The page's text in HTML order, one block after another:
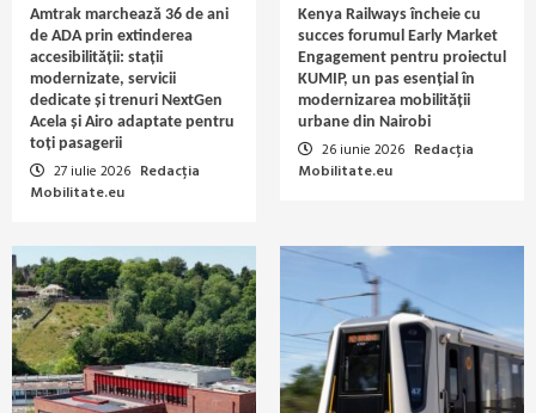
Amtrak marchează 36 de ani
de ADA prin extinderea
accesibilității: stații
modernizate, servicii
dedicate și trenuri NextGen
Acela și Airo adaptate pentru
toți pasagerii
27 iulie 2026 Redacția
Mobilitate.eu
Kenya Railways încheie cu
succes forumul Early Market
Engagement pentru proiectul
KUMIP, un pas esențial în
modernizarea mobilității
urbane din Nairobi
26 iunie 2026 Redacția
Mobilitate.eu